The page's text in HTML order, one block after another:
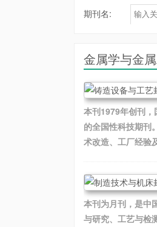
期刊名:
金属学与金
本刊1979年创刊
的全国性科技期刊
术改造、工厂经验
本刊为月刊，是中
与研究、工艺与检